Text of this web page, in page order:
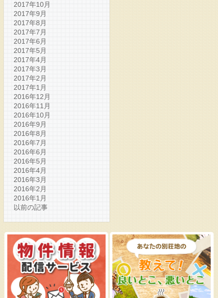
2017年10月
2017年9月
2017年8月
2017年7月
2017年6月
2017年5月
2017年4月
2017年3月
2017年2月
2017年1月
2016年12月
2016年11月
2016年10月
2016年9月
2016年8月
2016年7月
2016年6月
2016年5月
2016年4月
2016年3月
2016年2月
2016年1月
以前の記事